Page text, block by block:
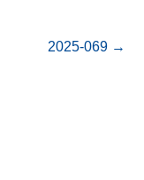
2025-069 →